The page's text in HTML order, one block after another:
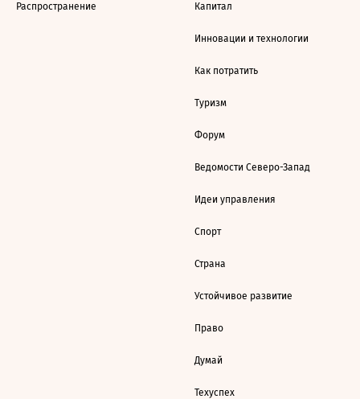
Распространение Капитал
Инновации и технологии
Как потратить
Туризм
Форум
Ведомости Северо-Запад
Идеи управления
Спорт
Страна
Устойчивое развитие
Право
Думай
Техуспех